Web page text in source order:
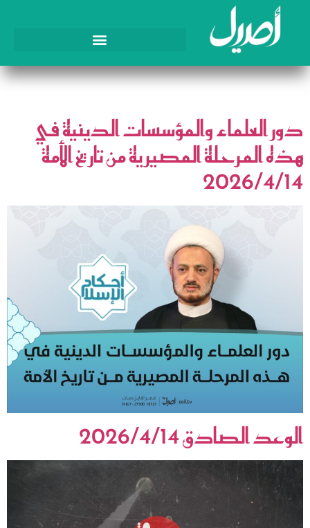
اليوم:14 أبريل، 2026
دور العلماء والمؤسسات الدينية في
هذه المرحلة المصيرية من تاريخ الأمة
2026/4/14
الوعد الصادق 2026/4/14